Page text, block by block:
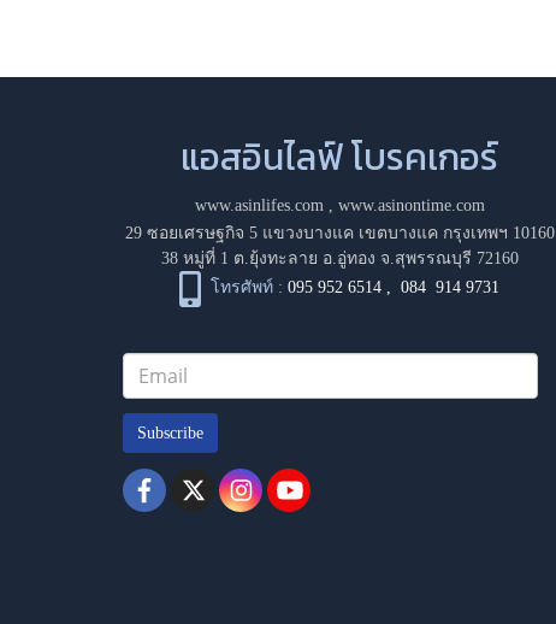
แอสอินไลฟ์ โบรคเกอร์
www.asinlifes.com, www.asinontime.com
29 ซอยเศรษฐกิจ 5 แขวงบางแค เขตบางแค กรุงเทพฯ 10160
38 หมู่ที่ 1 ต.ยุ้งทะลาย อ.อู่ทอง จ.สุพรรณบุรี 72160
โทรศัพท์ : 095 952 6514 ,084 914 9731
Subscribe